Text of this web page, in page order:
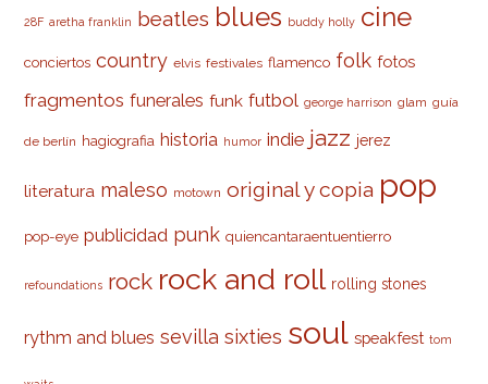
28F aretha franklin beatles blues buddy holly cine
conciertos country elvis festivales flamenco folk fotos
fragmentos funerales funk futbol george harrison glam guía
de berlín hagiografia historia humor indie jazz jerez
literatura maleso motown original y copia pop
pop-eye publicidad punk quiencantaraentuentierro
refoundations rock rock and roll rolling stones
rythm and blues sevilla sixties soul speakfest tom